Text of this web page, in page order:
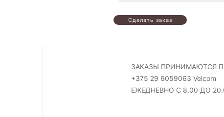
ЗАКАЗЫ ПРИНИМАЮТСЯ
+375 29 6059063 Velcom
ЕЖЕДНЕВНО С 8.00 ДО